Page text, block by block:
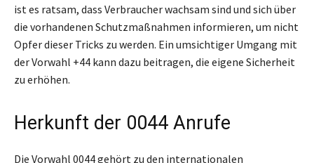
ist es ratsam, dass Verbraucher wachsam sind und sich über
die vorhandenen Schutzmaßnahmen informieren, um nicht
Opfer dieser Tricks zu werden. Ein umsichtiger Umgang mit
der Vorwahl +44 kann dazu beitragen, die eigene Sicherheit
zu erhöhen.
Herkunft der 0044 Anrufe
Die Vorwahl 0044 gehört zu den internationalen